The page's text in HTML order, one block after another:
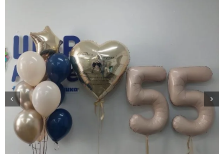
Корзина
Избранное
Доставка
О нас